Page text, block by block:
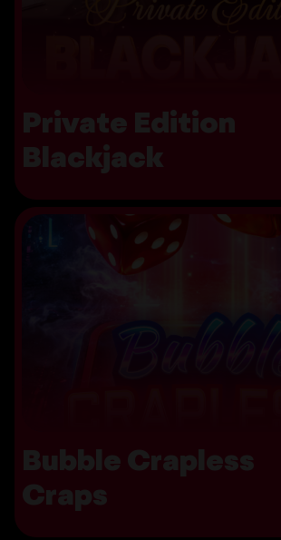
Private Edition
Blackjack
Bubble Crapless
Craps